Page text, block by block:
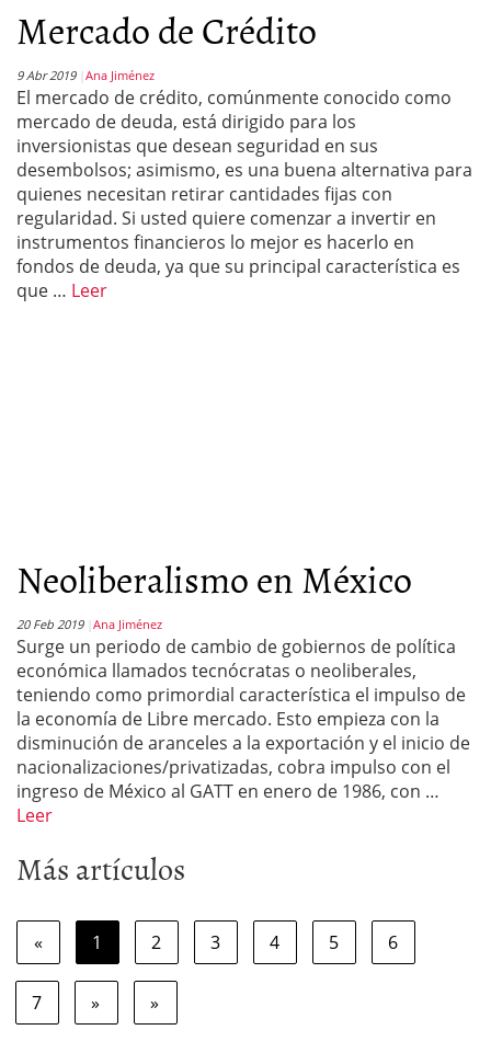
Mercado de Crédito
9 Abr 2019 Ana Jiménez
El mercado de crédito, comúnmente conocido como
mercado de deuda, está dirigido para los
inversionistas que desean seguridad en sus
desembolsos; asimismo, es una buena alternativa para
quienes necesitan retirar cantidades fijas con
regularidad. Si usted quiere comenzar a invertir en
instrumentos financieros lo mejor es hacerlo en
fondos de deuda, ya que su principal característica es
que … Leer
Neoliberalismo en México
20 Feb 2019 Ana Jiménez
Surge un periodo de cambio de gobiernos de política
económica llamados tecnócratas o neoliberales,
teniendo como primordial característica el impulso de
la economía de Libre mercado. Esto empieza con la
disminución de aranceles a la exportación y el inicio de
nacionalizaciones/privatizadas, cobra impulso con el
ingreso de México al GATT en enero de 1986, con …
Leer
Más artículos
« 1 2 3 4 5 6
7 » »